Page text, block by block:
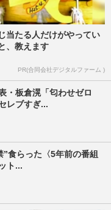
当たる人だけがやってい
、教えます
PR(合同会社デジタルファーム )
・板倉滉「匂わせゼロ
レブすぎ...
食らった〈5年前の番組
ト...